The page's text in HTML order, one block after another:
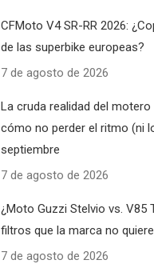
CFMoto V4 SR-RR 2026:
de las superbike europeas?
7 de agosto de 2026
La cruda realidad del
cómo no perder el ritmo (ni
septiembre
7 de agosto de 2026
¿Moto Guzzi Stelvio vs. V85
filtros que la marca no
7 de agosto de 2026